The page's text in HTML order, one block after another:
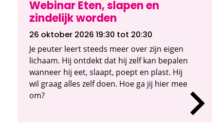
Webinar Eten, slapen en
zindelijk worden
26 oktober 2026 19:30 tot 20:30
Je peuter leert steeds meer over zijn eigen
lichaam. Hij ontdekt dat hij zelf kan bepalen
wanneer hij eet, slaapt, poept en plast. Hij
wil graag alles zelf doen. Hoe ga jij hier mee
om?